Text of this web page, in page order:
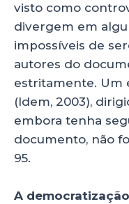
visto como
divergem em
impossíveis de
autores do
estritamente. Um
(Idem, 2003),
embora tenha
documento, não
95.
A